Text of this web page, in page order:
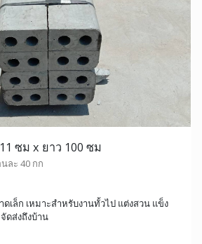
ซม x ยาว 100 ซม
ละ 40 กก
เล็ก เหมาะสำหรับงานทั้วไป แต่งสวน แข็ง
ดส่งถึงบ้าน